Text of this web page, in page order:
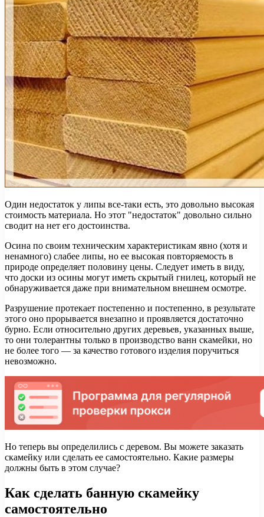
Один недостаток у липы все-таки есть, это довольно высокая
стоимость материала. Но этот "недостаток" довольно сильно
сводит на нет его достоинства.
Осина по своим техническим характеристикам явно (хотя и
ненамного) слабее липы, но ее высокая повторяемость в
природе определяет половину цены. Следует иметь в виду,
что доски из осины могут иметь скрытый гнилец, который не
обнаруживается даже при внимательном внешнем осмотре.
Разрушение протекает постепенно и постепенно, в результате
этого оно прорывается внезапно и проявляется достаточно
бурно. Если относительно других деревьев, указанных выше,
то они толерантны только в производство ванн скамейки, но
не более того — за качество готового изделия поручиться
невозможно.
Но теперь вы определились с деревом. Вы можете заказать
скамейку или сделать ее самостоятельно. Какие размеры
должны быть в этом случае?
Как сделать банную скамейку
самостоятельно